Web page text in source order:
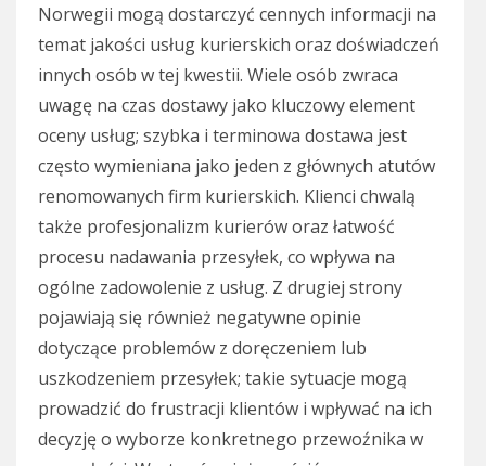
Norwegii mogą dostarczyć cennych informacji na
temat jakości usług kurierskich oraz doświadczeń
innych osób w tej kwestii. Wiele osób zwraca
uwagę na czas dostawy jako kluczowy element
oceny usług; szybka i terminowa dostawa jest
często wymieniana jako jeden z głównych atutów
renomowanych firm kurierskich. Klienci chwalą
także profesjonalizm kurierów oraz łatwość
procesu nadawania przesyłek, co wpływa na
ogólne zadowolenie z usług. Z drugiej strony
pojawiają się również negatywne opinie
dotyczące problemów z doręczeniem lub
uszkodzeniem przesyłek; takie sytuacje mogą
prowadzić do frustracji klientów i wpływać na ich
decyzję o wyborze konkretnego przewoźnika w